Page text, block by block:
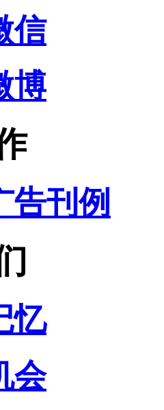
信
博
告刊例
忆
会